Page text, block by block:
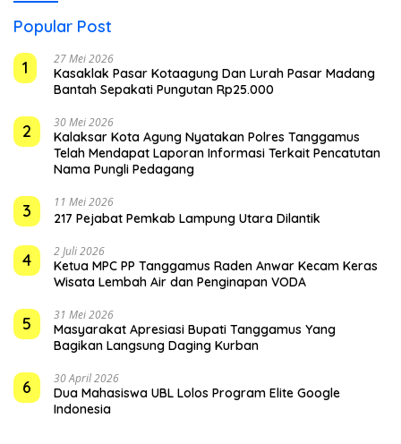
Popular Post
1
27 Mei 2026
Kasaklak Pasar Kotaagung Dan Lurah Pasar Madang
Bantah Sepakati Pungutan Rp25.000
2 30 Mei 2026
Kalaksar Kota Agung Nyatakan Polres Tanggamus
Telah Mendapat Laporan Informasi Terkait Pencatutan
Nama Pungli Pedagang
3 11 Mei 2026
217 Pejabat Pemkab Lampung Utara Dilantik
4 2 Juli 2026
Ketua MPC PP Tanggamus Raden Anwar Kecam Keras
Wisata Lembah Air dan Penginapan VODA
5 31 Mei 2026
Masyarakat Apresiasi Bupati Tanggamus Yang
Bagikan Langsung Daging Kurban
6 30 April 2026
Dua Mahasiswa UBL Lolos Program Elite Google
Indonesia